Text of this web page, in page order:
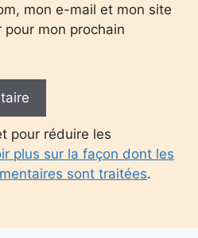
mon e-mail et mon site
mon prochain
pour réduire les
plus sur la façon dont les
sont traitées.